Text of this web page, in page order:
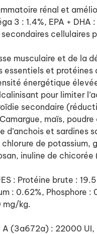
rénal et
3 : 1.4%, EPA + DHA
cellulaires
musculaire et de la
et protéines
énergétique
pour limiter
secondaire
maïs,
d’anchois et
de potassium,
inuline de
: Protéine brute :
: 0.62%, Phosphore :
mg/kg.
A (3a672a) : 22000